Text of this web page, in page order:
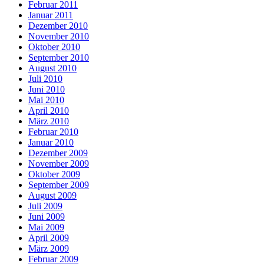
Februar 2011
Januar 2011
Dezember 2010
November 2010
Oktober 2010
September 2010
August 2010
Juli 2010
Juni 2010
Mai 2010
April 2010
März 2010
Februar 2010
Januar 2010
Dezember 2009
November 2009
Oktober 2009
September 2009
August 2009
Juli 2009
Juni 2009
Mai 2009
April 2009
März 2009
Februar 2009